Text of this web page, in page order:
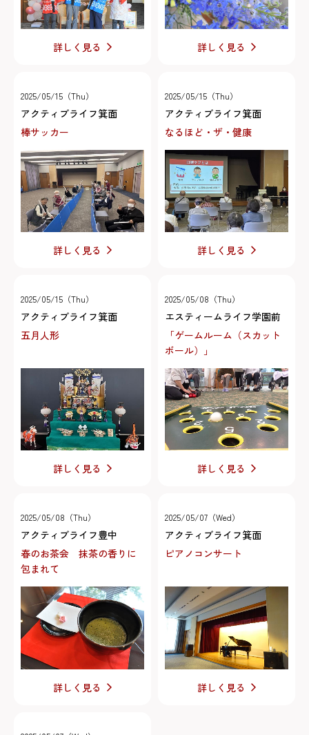
詳しく見る 詳しく見る
2025/05/15（Thu）
アクティブライフ箕面
棒サッカー
詳しく見る
2025/05/15（Thu）
アクティブライフ箕面
なるほど・ザ・健康
詳しく見る
2025/05/15（Thu）
アクティブライフ箕面
五月人形
詳しく見る
2025/05/08（Thu）
エスティームライフ学園前
「ゲームルーム（スカット
ボール）」
詳しく見る
2025/05/08（Thu）
アクティブライフ豊中
春のお茶会 抹茶の香りに
包まれて
詳しく見る
2025/05/07（Wed）
アクティブライフ箕面
ピアノコンサート
詳しく見る